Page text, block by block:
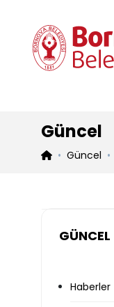
Güncel
Güncel
GÜNCEL
Haberler